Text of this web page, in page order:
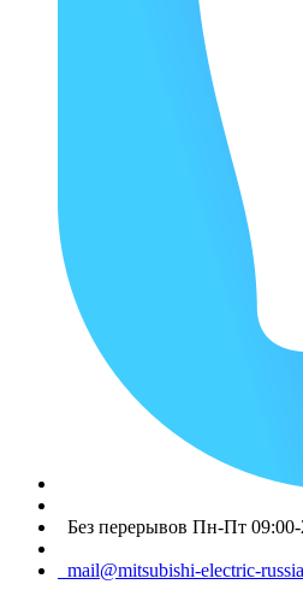
Без перерывов Пн-Пт
mail@mitsubishi-electric-